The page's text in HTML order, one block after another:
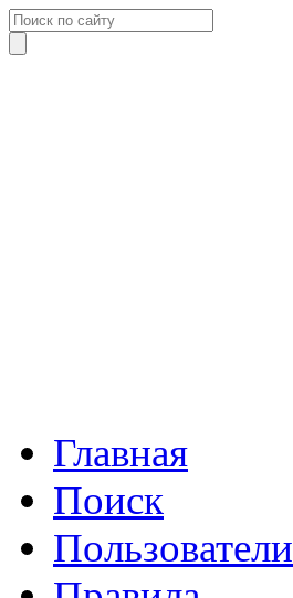
Главная
Поиск
Пользователи